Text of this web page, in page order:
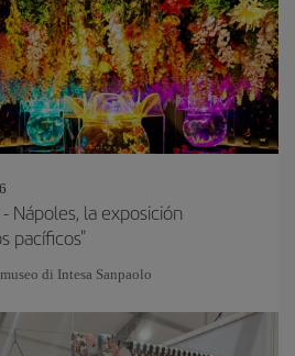
Nápoles, la exposición
pacíficos"
di Intesa Sanpaolo